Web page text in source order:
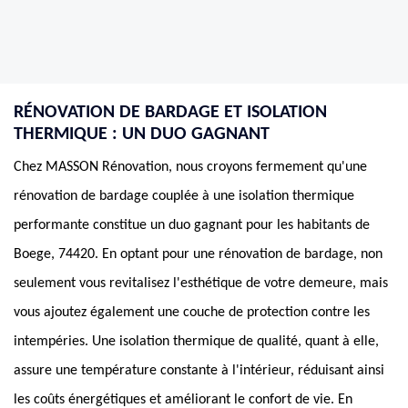
RÉNOVATION DE BARDAGE ET ISOLATION
THERMIQUE : UN DUO GAGNANT
Chez MASSON Rénovation, nous croyons fermement qu'une
rénovation de bardage couplée à une isolation thermique
performante constitue un duo gagnant pour les habitants de
Boege, 74420. En optant pour une rénovation de bardage, non
seulement vous revitalisez l'esthétique de votre demeure, mais
vous ajoutez également une couche de protection contre les
intempéries. Une isolation thermique de qualité, quant à elle,
assure une température constante à l'intérieur, réduisant ainsi
les coûts énergétiques et améliorant le confort de vie. En